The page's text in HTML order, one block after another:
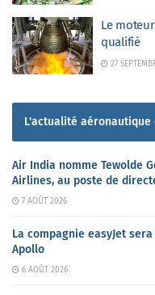
Le
qualifié
27
L'actualité aéronautique
Air India nomme Tewolde
Airlines, au poste de
7 AOÛT 2026
La compagnie easyJet
Apollo
6 AOÛT 2026